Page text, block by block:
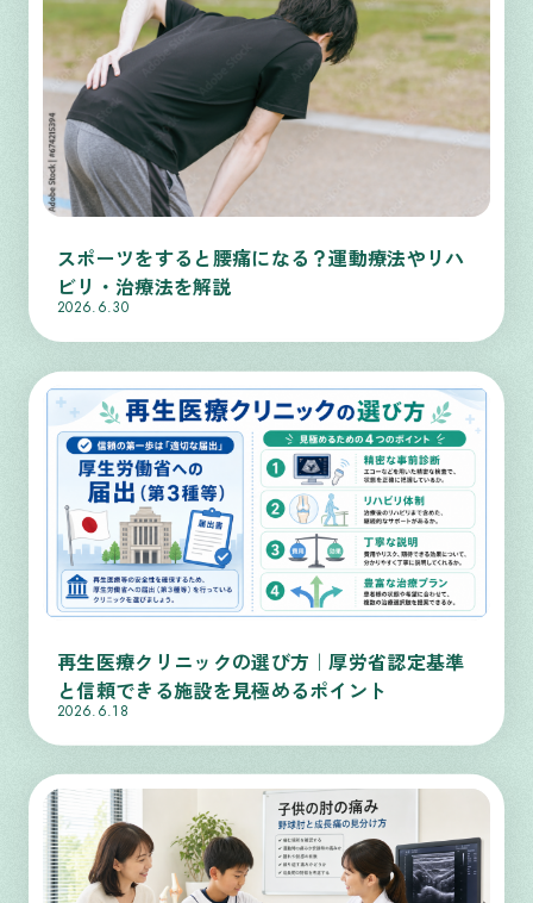
スポーツをすると腰痛になる？運動療法やリハ
ビリ・治療法を解説
2026.6.30
再生医療クリニックの選び方｜厚労省認定基準
と信頼できる施設を見極めるポイント
2026.6.18